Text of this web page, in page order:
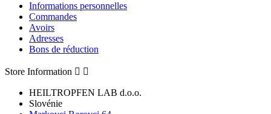
Informations personnelles
Commandes
Avoirs
Adresses
Bons de réduction
Store Information  
HEILTROPFEN LAB d.o.o.
Slovénie